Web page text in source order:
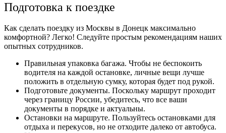
Подготовка к поездке
Как сделать поездку из Москвы в Донецк максимально
комфортной? Легко! Следуйте простым рекомендациям наших
опытных сотрудников.
Правильная упаковка багажа. Чтобы не беспокоить
водителя на каждой остановке, личные вещи лучше
положить в отдельную сумку, которая будет под рукой.
Подготовьте документы. Поскольку маршрут проходит
через границу России, убедитесь, что все ваши
документы в порядке и актуальны.
Остановки на маршруте. Пользуйтесь остановками для
отдыха и перекусов, но не отходите далеко от автобуса.